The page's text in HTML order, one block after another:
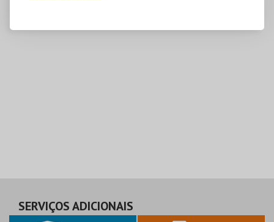
SERVIÇOS ADICIONAIS